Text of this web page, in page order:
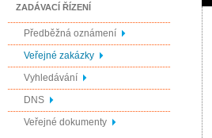
ZADÁVACÍ ŘÍZENÍ
Předběžná oznámení
Veřejné zakázky
Vyhledávání
DNS
Veřejné dokumenty